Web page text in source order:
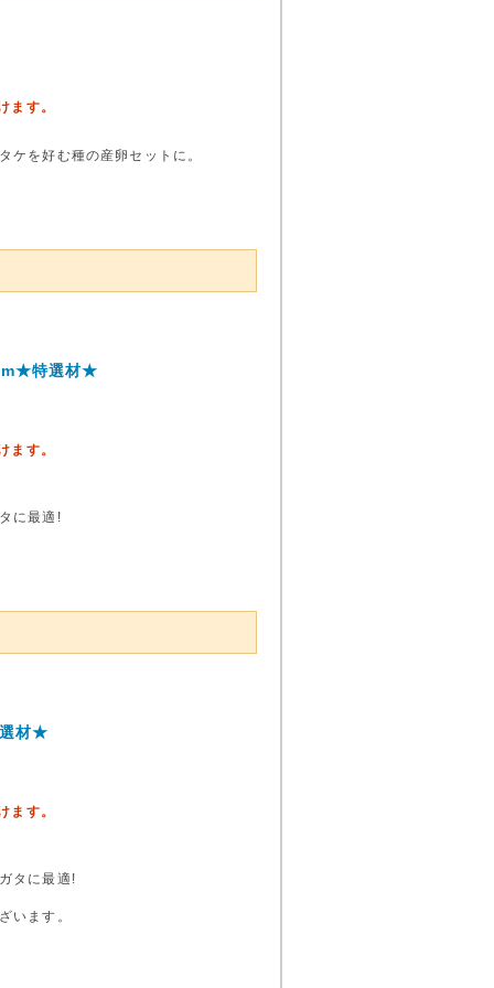
ます。
ケを好む種の産卵セットに。
特選材★
ます。
に最適!
材★
ます。
タに最適!
います。